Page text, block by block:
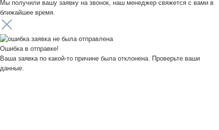
Мы получили вашу заявку на звонок, наш менеджер свяжется с вами в
ближайшее время.
Ошибка в отправке!
Ваша заявка по какой-то причине была отклонена. Проверьте ваши
данные.